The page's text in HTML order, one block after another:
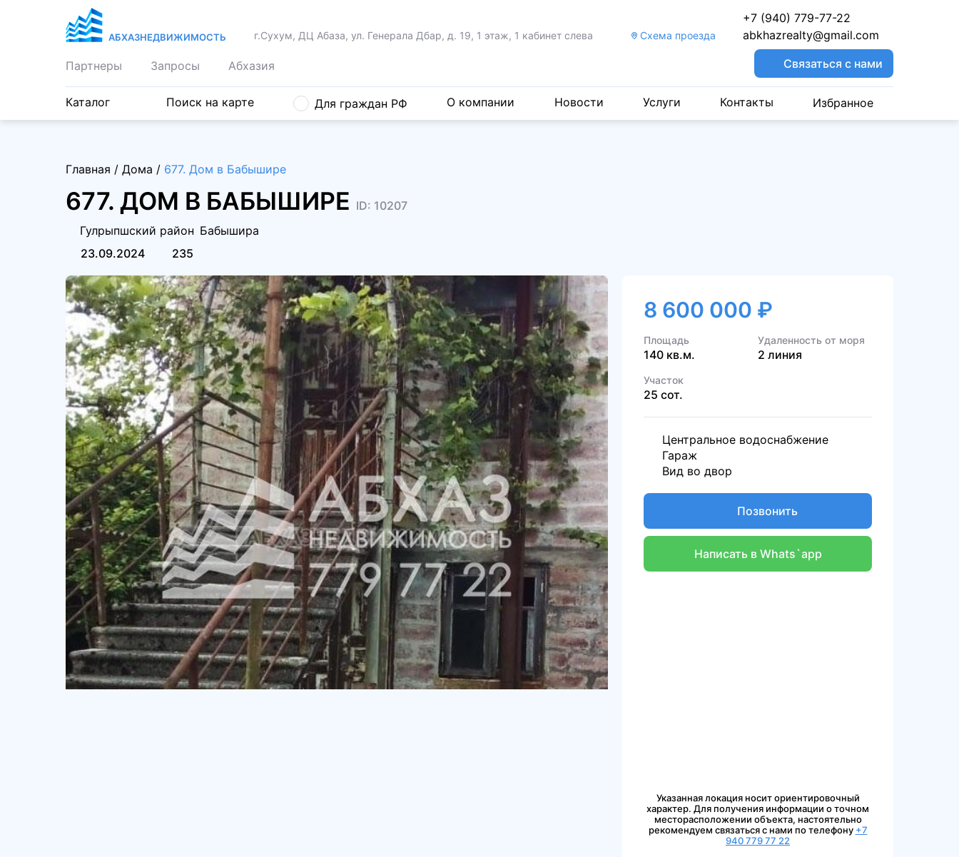
АБХАЗНЕДВИЖИМОСТЬ г.Сухум, ДЦ Абаза, ул. Генерала Дбар, д. 19, 1 этаж, 1 кабинет слева Cхема проезда
+7 (940) 779-77-22
abkhazrealty@gmail.com
Партнеры Запросы Абхазия Связаться с нами
Каталог Поиск на карте Для граждан РФ О компании Новости Услуги Контакты Избранное
Главная / Дома / 677. Дом в Бабышире
677. ДОМ В БАБЫШИРЕ ID: 10207
Гулрыпшский район Бабышира
23.09.2024
235
8 600 000 ₽
Площадь
140 кв.м.
Удаленность от моря
2 линия
Участок
25 сот.
Центральное водоснабжение
Гараж
Вид во двор
Позвонить
Написать в Whats`app
Указанная локация носит ориентировочный
характер. Для получения информации о точном
месторасположении объекта, настоятельно
рекомендуем связаться с нами по телефону +7
940 779 77 22